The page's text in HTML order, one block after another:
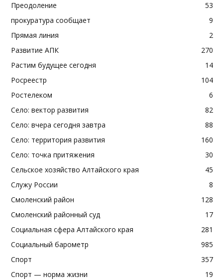
Преодоление
53
прокуратура сообщает
9
Прямая линия
2
Развитие АПК
270
Растим будущее сегодня
14
Росреестр
104
Ростелеком
6
Село: вектор развития
82
Село: вчера сегодня завтра
88
Село: территория развития
160
Село: точка притяжения
30
Сельское хозяйство Алтайского края
45
Служу России
8
Смоленский район
128
Смоленский районный суд
17
Социальная сфера Алтайского края
281
Социальный барометр
985
Спорт
357
Спорт — норма жизни
19